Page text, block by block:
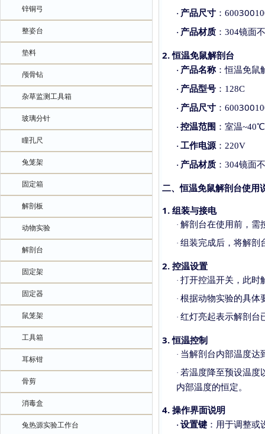
锌铜弓
整姿台
垫料
颅骨钻
杂草监测工具箱
玻璃分针
瞳孔尺
兔笼架
固定箱
解剖板
动物实验
解剖台
固定架
固定器
鼠笼架
工具箱
耳标钳
骨剪
消毒盒
兔热源实验工作台
· 产品尺寸 ： 600300
· 产品材质 ： 304镜面
2. 恒温免鼠解剖台
· 产品名称：恒温免鼠
· 产品型号 ： 128C
· 产品尺寸 ： 600300
· 控温范围 ：室温~40℃
· 工作电源 ： 220V
· 产品材质 ： 304镜面
二、恒温免鼠解剖台使用
1. 组装与接电
· 解剖台在使用前，需
· 组装完成后，将解剖
2. 控温设置
· 打开控温开关，此时
· 根据动物实验的具体
· 红灯亮起表示解剖台
3. 恒温控制
· 当解剖台内部温度达
· 若温度降至预设温度
内部温度的恒定。
4. 操作界面说明
· 设置键 ：用于调整